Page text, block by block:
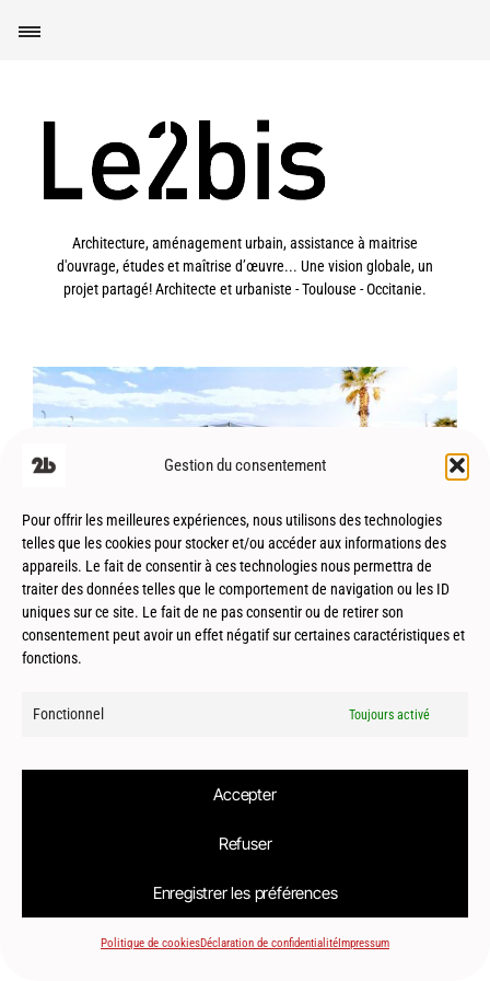
Gestion du consentement
Pour offrir les meilleures expériences, nous utilisons des technologies
telles que les cookies pour stocker et/ou accéder aux informations des
appareils. Le fait de consentir à ces technologies nous permettra de
traiter des données telles que le comportement de navigation ou les ID
uniques sur ce site. Le fait de ne pas consentir ou de retirer son
consentement peut avoir un effet négatif sur certaines caractéristiques et
fonctions.
Fonctionnel Toujours activé
Accepter
Refuser
Enregistrer les préférences
Politique de cookiesDéclaration de confidentialitéImpressum
Architecture, aménagement urbain, assistance à maitrise
d'ouvrage, études et maîtrise d’œuvre... Une vision globale, un
projet partagé! Architecte et urbaniste - Toulouse - Occitanie.
éphémère
Le2bis Atelier | Architecte Toulouse-Montpellier-Biarritz